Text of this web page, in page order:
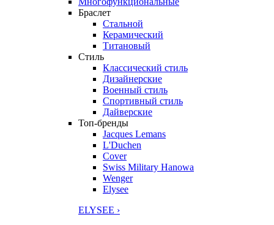
Браслет
Стальной
Керамический
Титановый
Стиль
Классический стиль
Дизайнерские
Военный стиль
Спортивный стиль
Дайверские
Топ-бренды
Jacques Lemans
L'Duchen
Cover
Swiss Military Hanowa
Wenger
Elysee
ELYSEE ›